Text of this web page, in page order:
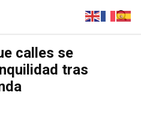
calles se
tras